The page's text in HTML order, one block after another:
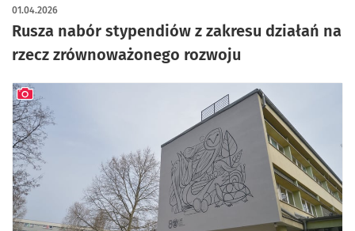
Rusza nabór stypendiów z zakresu działań na
rzecz zrównoważonego rozwoju
01.04.2026